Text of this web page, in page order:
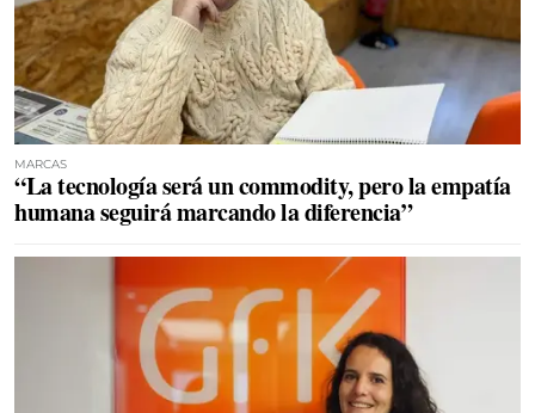
MARCAS
“La tecnología será un commodity, pero la empatía
humana seguirá marcando la diferencia”